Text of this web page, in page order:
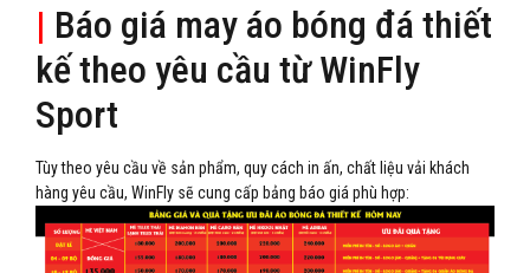
| Báo giá may áo bóng đá thiết
kế theo yêu cầu từ WinFly
Sport
Tùy theo yêu cầu về sản phẩm, quy cách in ấn, chất liệu vải khách
hàng yêu cầu, WinFly sẽ cung cấp bảng báo giá phù hợp: